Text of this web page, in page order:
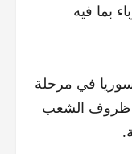
بما فيه
سوريا في مرحلة
ظروف الشعب